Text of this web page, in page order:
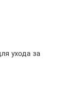
ухода за